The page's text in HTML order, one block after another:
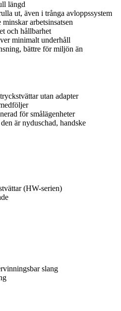
längd
ut, även i trånga avloppssystem
arbetsinsatsen
och hållbarhet
minimalt underhåll
bättre för miljön än
utan adapter
för smålägenheter
är nyduschad, handske
(HW-serien)
slang